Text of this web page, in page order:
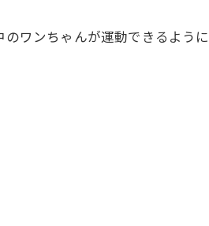
ワンちゃんが運動できるように